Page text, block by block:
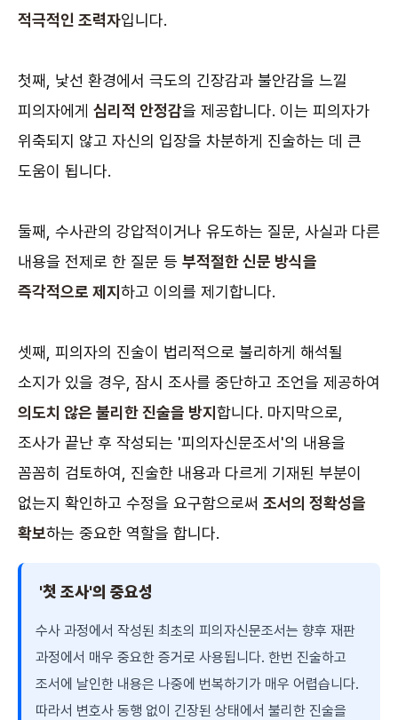
적극적인 조력자입니다.
첫째, 낯선 환경에서 극도의 긴장감과 불안감을 느낄
피의자에게 심리적 안정감을 제공합니다. 이는 피의자가
위축되지 않고 자신의 입장을 차분하게 진술하는 데 큰
도움이 됩니다.
둘째, 수사관의 강압적이거나 유도하는 질문, 사실과 다른
내용을 전제로 한 질문 등 부적절한 신문 방식을
즉각적으로 제지 하고 이의를 제기합니다.
셋째, 피의자의 진술이 법리적으로 불리하게 해석될
소지가 있을 경우, 잠시 조사를 중단하고 조언을 제공하여
의도치 않은 불리한 진술을 방지 합니다. 마지막으로,
조사가 끝난 후 작성되는 '피의자신문조서'의 내용을
꼼꼼히 검토하여, 진술한 내용과 다르게 기재된 부분이
없는지 확인하고 수정을 요구함으로써 조서의 정확성을
확보하는 중요한 역할을 합니다.
'첫 조사'의 중요성
수사 과정에서 작성된 최초의 피의자신문조서는 향후 재판
과정에서 매우 중요한 증거로 사용됩니다. 한번 진술하고
조서에 날인한 내용은 나중에 번복하기가 매우 어렵습니다.
따라서 변호사 동행 없이 긴장된 상태에서 불리한 진술을